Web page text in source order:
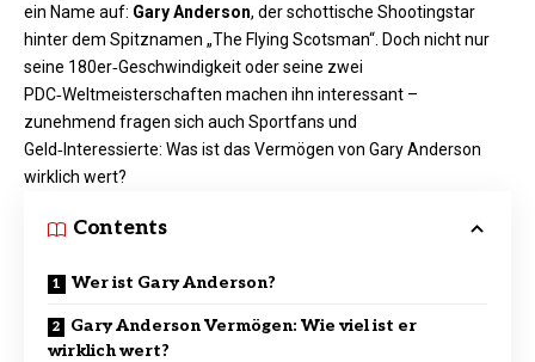
ein Name auf: Gary Anderson, der schottische Shootingstar
hinter dem Spitznamen „The Flying Scotsman“. Doch nicht nur
seine 180er‑Geschwindigkeit oder seine zwei
PDC‑Weltmeisterschaften machen ihn interessant –
zunehmend fragen sich auch Sportfans und
Geld‑Interessierte: Was ist das Vermögen von Gary Anderson
wirklich wert?
Contents
Wer ist Gary Anderson?
Gary Anderson Vermögen: Wie viel ist er
wirklich wert?